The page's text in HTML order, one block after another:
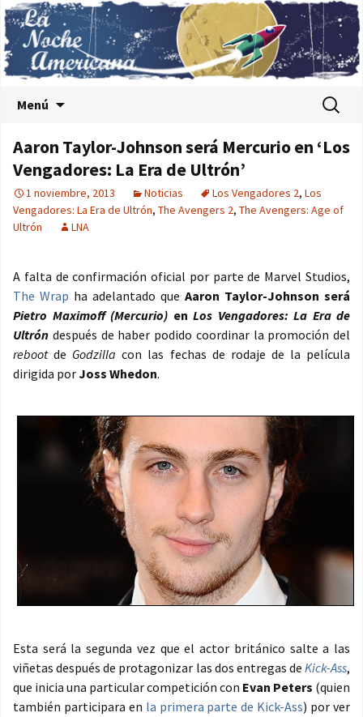
Menú Buscar:
Aaron Taylor-Johnson será Mercurio en ‘Los
Vengadores: La Era de Ultrón’
1 noviembre, 2013 Noticias Los Vengadores 2, Los
Vengadores: La Era de Ultrón, The Avengers 2, The Avengers: Age of
Ultrón
LNA
A falta de confirmación oficial por parte de Marvel Studios,
The Wrap ha adelantado que Aaron Taylor-Johnson será
Pietro Maximoff (Mercurio) en Los Vengadores: La Era de
Ultrón después de haber podido coordinar la promoción del
rebootde Godzilla con las fechas de rodaje de la película
dirigida porJoss Whedon.
Esta será la segunda vez que el actor británico salte a las
viñetas después de protagonizar las dos entregas de Kick-Ass,
que inicia una particular competición con Evan Peters (quien
también participara en la primera parte de Kick-Ass) por ver